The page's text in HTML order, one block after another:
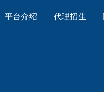
平台介绍 代理招生